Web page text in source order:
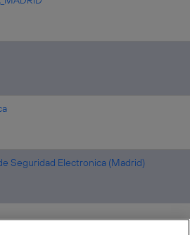
Seguridad Electronica (Madrid)